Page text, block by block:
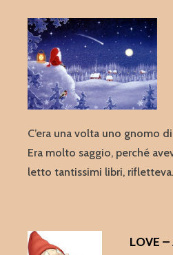
C’era una volta uno gnomo
Era molto saggio, perché
letto tantissimi libri,
LOVE